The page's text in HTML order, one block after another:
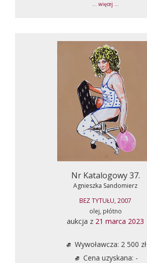
... więcej ...
Nr Katalogowy 37.
Agnieszka Sandomierz
BEZ TYTUŁU, 2007
olej, płótno
aukcja z 21 marca 2023
Wywoławcza: 2 500 zł
Cena uzyskana: -